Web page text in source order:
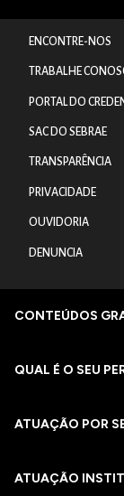
ENCONTRE-NOS
TRABALHE
PORTAL DO
SAC DO SEBRAE
TRANSPARÊNCIA
PRIVACIDADE
OUVIDORIA
DENUNCIA
CONTEÚDOS
QUAL É O SEU
ATUAÇÃO POR
ATUAÇÃO